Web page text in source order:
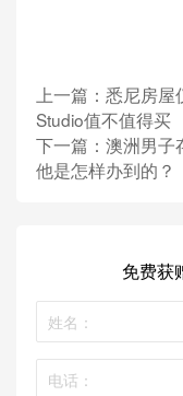
戏机的使用，相比
省了“ 75％的能源成
她说：“通过较小
有可能每年再省掉
上一篇： 悉尼房屋
Studio值不值得买
下一篇： 澳洲男子
他是怎样办到的？
免费获